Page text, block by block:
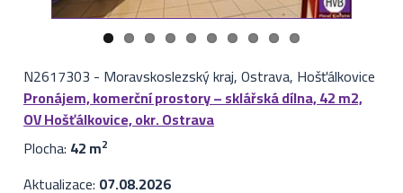
N2617303 - Moravskoslezský kraj, Ostrava, Hošťálkovice
Pronájem, komerční prostory – sklářská dílna, 42 m2,
OV Hošťálkovice, okr. Ostrava
Plocha: 42 m2
Aktualizace: 07.08.2026